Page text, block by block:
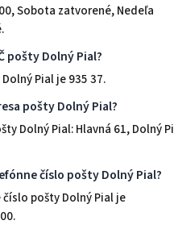
Sobota zatvorené, Nedeľa
pošty Dolný Pial?
Dolný Pial je 935 37.
pošty Dolný Pial?
Dolný Pial: Hlavná 61, Dolný
číslo pošty Dolný Pial?
číslo pošty Dolný Pial je